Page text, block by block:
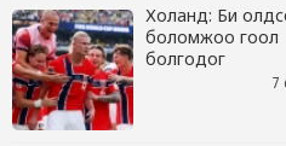
Холанд: Би
боломжоо гоол
болгодог
7